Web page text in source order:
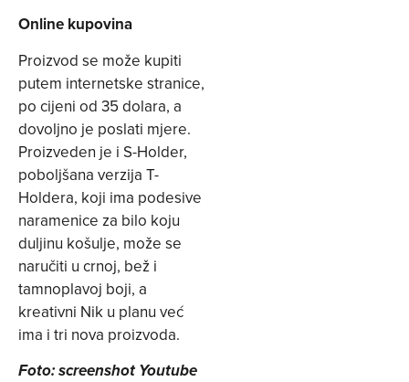
Online kupovina
Proizvod se može kupiti
putem internetske stranice,
po cijeni od 35 dolara, a
dovoljno je poslati mjere.
Proizveden je i S-Holder,
poboljšana verzija T-
Holdera, koji ima podesive
naramenice za bilo koju
duljinu košulje, može se
naručiti u crnoj, bež i
tamnoplavoj boji, a
kreativni Nik u planu već
ima i tri nova proizvoda.
Foto: screenshot Youtube